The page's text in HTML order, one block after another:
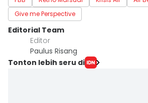
Give me Perspective
Editorial Team
Editor
Paulus Risang
Tonton lebih seru di